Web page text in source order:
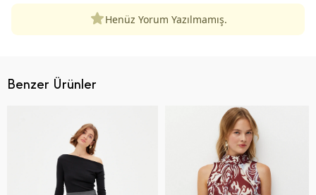
Henüz Yorum Yazılmamış.
Benzer Ürünler